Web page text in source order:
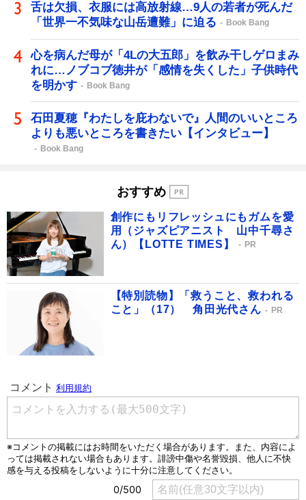
舌は欠損、衣服には高放射線…9人の若者が死んだ
「世界一不気味な山岳遭難」に迫る
Book Bang
心を病んだ母が「4Lの大五郎」を飲み干しゲロまみ
れに…ノブコブ徳井が「感情を失くした」子供時代
を明かす
Book Bang
石田夏穂『わたしを庇わないで』人間のいいところ
よりも悪いところを書きたい【インタビュー】
Book Bang
おすすめ
創作にもリフレッシュにもガムを愛
用（ジャズピアニスト 山中千尋さ
ん）【LOTTE TIMES】
PR
【特別読物】「救うこと、救われる
こと」（17） 角田光代さん
PR